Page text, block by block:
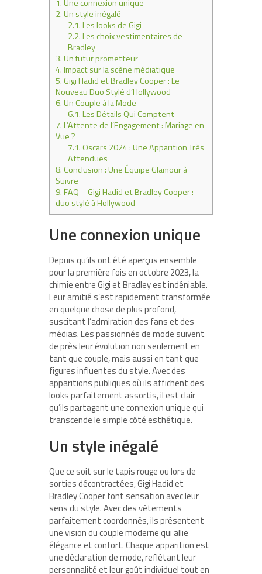
1.Une connexion unique
2.Un style inégalé
2.1.Les looks de Gigi
2.2.Les choix vestimentaires de
Bradley
3.Un futur prometteur
4.Impact sur la scène médiatique
5.Gigi Hadid et Bradley Cooper : Le
Nouveau Duo Stylé d’Hollywood
6.Un Couple à la Mode
6.1.Les Détails Qui Comptent
7.L’Attente de l’Engagement : Mariage en
Vue ?
7.1.Oscars 2024 : Une Apparition Très
Attendues
8.Conclusion : Une Équipe Glamour à
Suivre
9.FAQ – Gigi Hadid et Bradley Cooper :
duo stylé à Hollywood
Une connexion unique
Depuis qu’ils ont été aperçus ensemble
pour la première fois en octobre 2023, la
chimie entre Gigi et Bradley est indéniable.
Leur amitié s’est rapidement transformée
en quelque chose de plus profond,
suscitant l’admiration des fans et des
médias. Les passionnés de mode suivent
de près leur évolution non seulement en
tant que couple, mais aussi en tant que
figures influentes du style. Avec des
apparitions publiques où ils affichent des
looks parfaitement assortis, il est clair
qu’ils partagent une connexion unique qui
transcende le simple côté esthétique.
Un style inégalé
Que ce soit sur le tapis rouge ou lors de
sorties décontractées, Gigi Hadid et
Bradley Cooper font sensation avec leur
sens du style. Avec des vêtements
parfaitement coordonnés, ils présentent
une vision du couple moderne qui allie
élégance et confort. Chaque apparition est
une déclaration de mode, reflétant leur
personnalité et leur goût individuel tout en